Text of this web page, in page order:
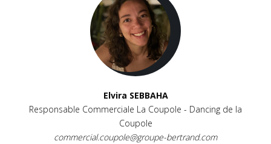
Elvira SEBBAHA
Responsable Commerciale La Coupole - Dancing de la
Coupole
commercial.coupole@groupe-bertrand.com